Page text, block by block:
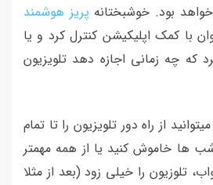
بود. خوشبختانه پریز هوشمند
با کمک اپلیکیشن کنترل کرد و یا
که چه زمانی اجازه دهد تلویزیون
از راه دور تلویزیون را تا تمام
ها خاموش کنید یا از همه مهمتر
تلوزیون را خیلی زود (بعد از مثلا